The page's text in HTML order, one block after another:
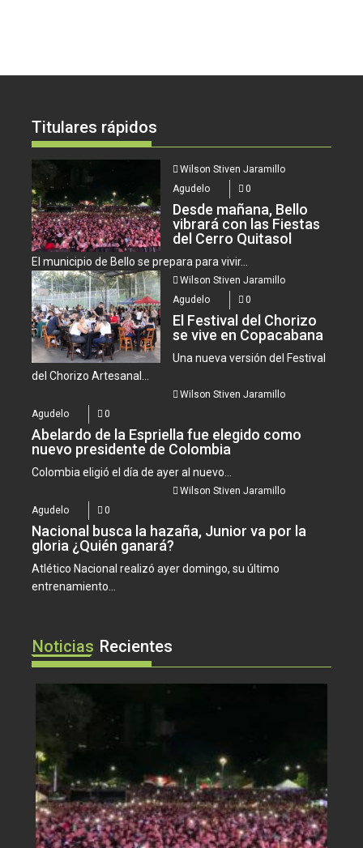
Titulares rápidos
Wilson Stiven Jaramillo
Agudelo
0
Desde mañana, Bello
vibrará con las Fiestas
del Cerro Quitasol
El municipio de Bello se prepara para vivir...
Wilson Stiven Jaramillo
Agudelo
0
El Festival del Chorizo
se vive en Copacabana
Una nueva versión del Festival
del Chorizo Artesanal...
Wilson Stiven Jaramillo
Agudelo
0
Abelardo de la Espriella fue elegido como
nuevo presidente de Colombia
Colombia eligió el día de ayer al nuevo...
Wilson Stiven Jaramillo
Agudelo
0
Nacional busca la hazaña, Junior va por la
gloria ¿Quién ganará?
Atlético Nacional realizó ayer domingo, su último
entrenamiento...
Noticias Recientes